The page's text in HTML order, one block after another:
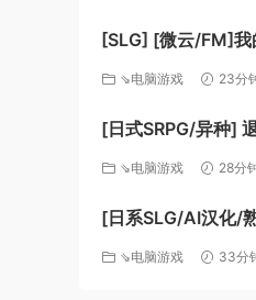
[SLG] [微云/FM]我的H夏日回忆～与姐姐们一起度过的八
月～/ボクのHな夏
⇘电脑游戏 23分
[日式SRPG/异种]
触手、排泄物侵犯
⇘电脑游戏 28分
[日系SLG/AI汉化/
Suburbs [v0.1.02]
⇘电脑游戏 33分